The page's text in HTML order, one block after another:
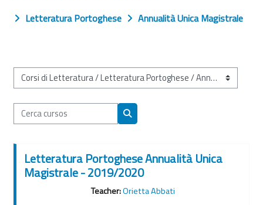
Letteratura Portoghese
Annualità Unica Magistrale
Categories de cursos
Cerca cursos
Cerca cursos
Letteratura Portoghese Annualità Unica
Magistrale - 2019/2020
Teacher:Orietta Abbati